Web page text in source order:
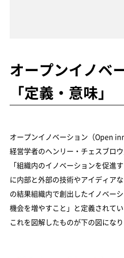
オープンイノベ
「定義・意味」
オープンイノベーション（Open
経営学者のヘンリー・チェスブロ
「組織内のイノベーションを促進
に内部と外部の技術やアイディア
の結果組織内で創出したイノベー
機会を増やすこと」と定義されてい
これを図解したものが下の図になり